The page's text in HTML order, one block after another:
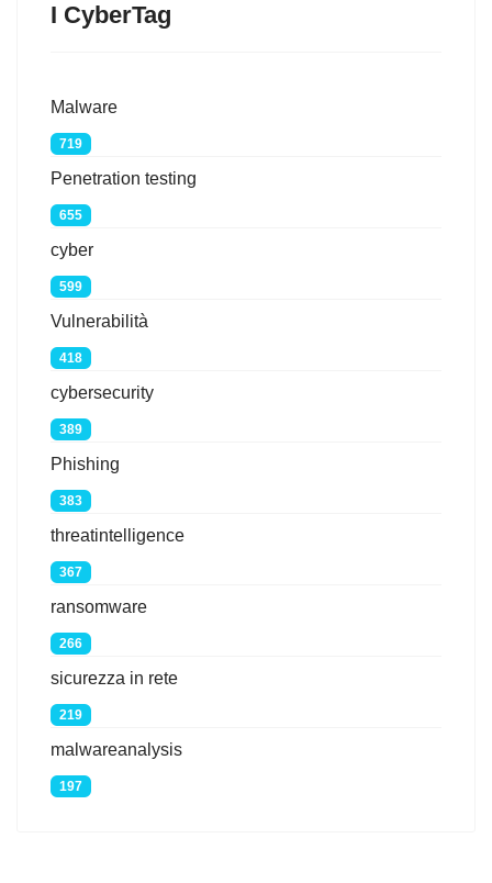
I CyberTag
Malware
719
Penetration testing
655
cyber
599
Vulnerabilità
418
cybersecurity
389
Phishing
383
threatintelligence
367
ransomware
266
sicurezza in rete
219
malwareanalysis
197